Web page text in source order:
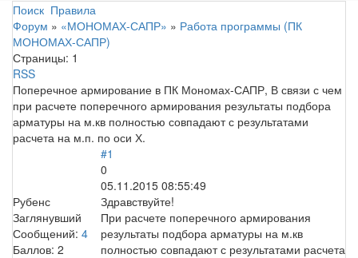
Поиск Правила
Форум » «МОНОМАХ-САПР» » Работа программы (ПК
МОНОМАХ-САПР)
Страницы: 1
RSS
Поперечное армирование в ПК Мономах-САПР, В связи с чем
при расчете поперечного армирования результаты подбора
арматуры на м.кв полностью совпадают с результатами
расчета на м.п. по оси Х.
Рубенс
Заглянувший
Сообщений: 4
Баллов: 2
#1
0
05.11.2015 08:55:49
Здравствуйте!
При расчете поперечного армирования
результаты подбора арматуры на м.кв
полностью совпадают с результатами расчета